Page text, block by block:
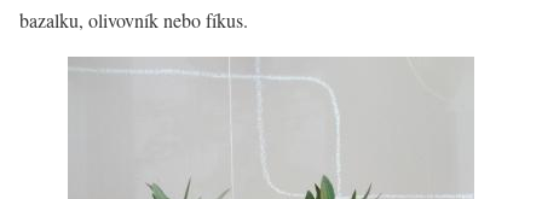
bazalku, olivovník nebo fíkus.